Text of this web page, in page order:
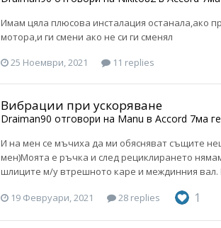
Имам цяла плюсова инсталация останала,ако
мотора,и ги смени ако не си ги сменял
25 Ноември, 2021
11 replies
Вибрации при ускоряване
Draiman90 отговори на Manu в Accord 7ма
И на мен се мъчиха да ми обясняват същите
мен)Моята е ръчка и след рециклирането
шлиците м/у втрешното каре и междинния вал.
19 Февруари, 2021 28 replies 1